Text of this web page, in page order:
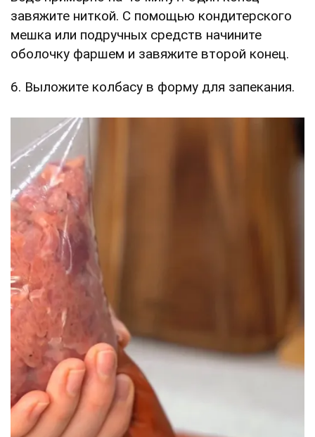
завяжите ниткой. С помощью кондитерского
мешка или подручных средств начините
оболочку фаршем и завяжите второй конец.
6. Выложите колбасу в форму для запекания.